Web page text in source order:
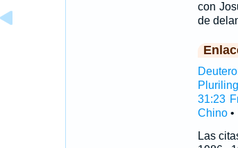
con
de
31:23
Chino•
Las